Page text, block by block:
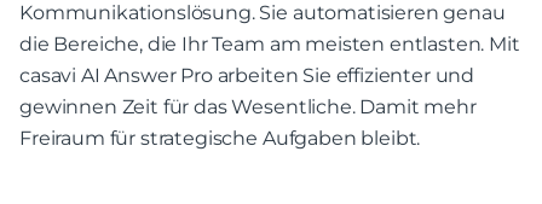
Kommunikationslösung. Sie automatisieren genau
die Bereiche, die Ihr Team am meisten entlasten. Mit
casavi AI Answer Pro arbeiten Sie effizienter und
gewinnen Zeit für das Wesentliche. Damit mehr
Freiraum für strategische Aufgaben bleibt.